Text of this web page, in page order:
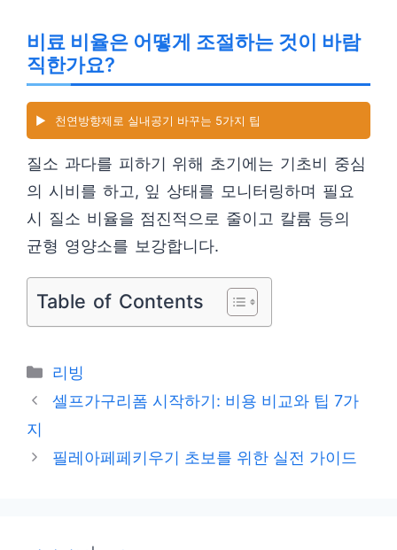
비료 비율은 어떻게 조절하는 것이 바람
직한가요?
▶️ 천연방향제로 실내공기 바꾸는 5가지 팁
질소 과다를 피하기 위해 초기에는 기초비 중심
의 시비를 하고, 잎 상태를 모니터링하며 필요
시 질소 비율을 점진적으로 줄이고 칼륨 등의
균형 영양소를 보강합니다.
Table of Contents
카
테
리빙
셀프가구리폼 시작하기: 비용 비교와 팁 7가
지
필레아페페키우기 초보를 위한 실전 가이드